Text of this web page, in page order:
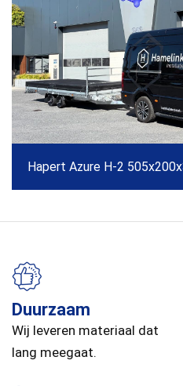
Hapert Azure H-2
Duurzaam
Wij leveren materiaal dat
lang meegaat.